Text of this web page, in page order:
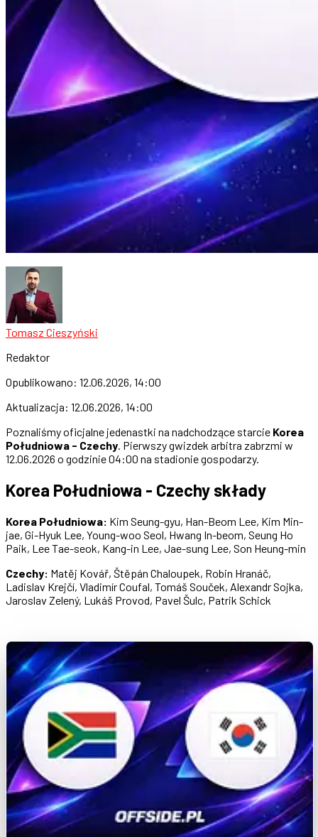
Tomasz Cieszyński
Redaktor
Opublikowano: 12.06.2026, 14:00
Aktualizacja: 12.06.2026, 14:00
Poznaliśmy oficjalne jedenastki na nadchodzące starcie Korea
Południowa - Czechy. Pierwszy gwizdek arbitra zabrzmi w
12.06.2026 o godzinie 04:00 na stadionie gospodarzy.
Korea Południowa - Czechy składy
Korea Południowa: Kim Seung-gyu, Han-Beom Lee, Kim Min-
jae, Gi-Hyuk Lee, Young-woo Seol, Hwang In-beom, Seung Ho
Paik, Lee Tae-seok, Kang-in Lee, Jae-sung Lee, Son Heung-min
Czechy: Matěj Kovář, Štěpán Chaloupek, Robin Hranáč,
Ladislav Krejčí, Vladimír Coufal, Tomáš Souček, Alexandr Sojka,
Jaroslav Zelený, Lukáš Provod, Pavel Šulc, Patrik Schick